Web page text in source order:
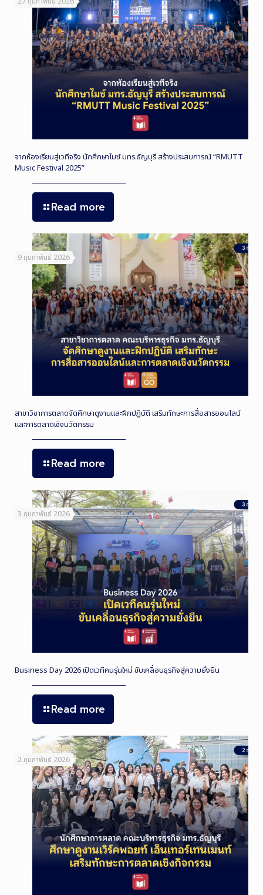
จากห้องเรียนสู่เวทีจริง นักศึกษาไมซ์ มทร.ธัญบุรี สร้างประสบการณ์ “RMUTT
Music Festival 2025”
Read more
9 กุมภาพันธ์ 2026
สาขาวิชาการตลาดจัดศึกษาดูงานและฝึกปฏิบัติ เสริมทักษะการสื่อสารออนไลน์
และการตลาดเชิงนวัตกรรม
Read more
3 กุมภาพันธ์ 2026
Business Day 2026 เปิดเวทีคนรุ่นใหม่ ขับเคลื่อนธุรกิจสู่ความยั่งยืน
Read more
2 กุมภาพันธ์ 2026